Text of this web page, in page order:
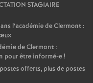
STAGIAIRE
l’académie de Clermont :
de Clermont :
pour être informé-e!
offerts, plus de postes